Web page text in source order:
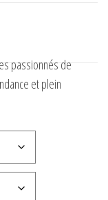
passionnés de
et plein